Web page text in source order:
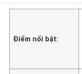
Điểm nổi bật: